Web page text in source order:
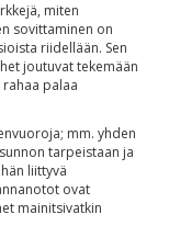
miten
sovittaminen on
riidellään. Sen
joutuvat tekemään
palaa
mm. yhden
tarpeistaan ja
liittyvä
ovat
mainitsivatkin